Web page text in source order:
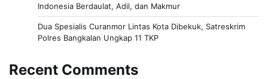
Indonesia Berdaulat, Adil, dan Makmur
Dua Spesialis Curanmor Lintas Kota Dibekuk, Satreskrim
Polres Bangkalan Ungkap 11 TKP
Recent Comments